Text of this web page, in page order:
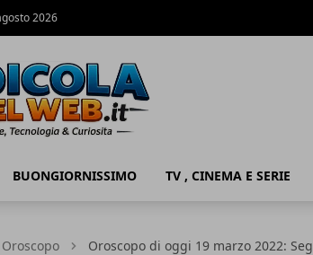
2026
BUONGIORNISSIMO TV , CINEMA E SERIE
Oroscopo Oroscopo di oggi 19 marzo 2022: